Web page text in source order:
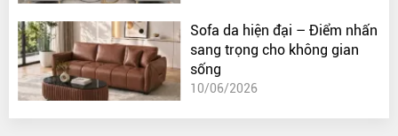
Sofa da hiện đại – Điểm nhấn
sang trọng cho không gian
sống
10/06/2026